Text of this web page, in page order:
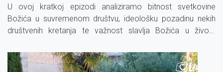
U ovoj kratkoj epizodi analiziramo bitnost svetkovine
Božića u suvremenom društvu, ideološku pozadinu nekih
društvenih kretanja te važnost slavlja Božića u životu
Marušić.